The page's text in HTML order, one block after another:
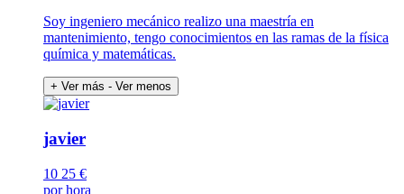
Soy ingeniero mecánico realizo una maestría en
mantenimiento, tengo conocimientos en las ramas de la física
química y matemáticas.
+ Ver más - Ver menos
javier
10 25 €
por hora